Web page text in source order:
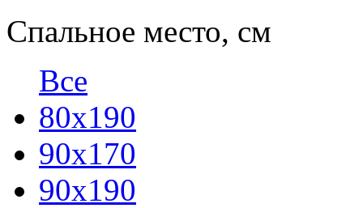
Спальное место, см
Все
80х190
90х170
90х190